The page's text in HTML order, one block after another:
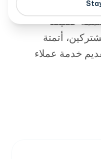
خصيصاً
أتمتة
خدمة عملاء